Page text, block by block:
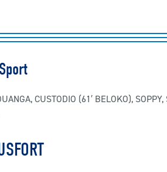
CUSTODIO (61′ BELOKO),